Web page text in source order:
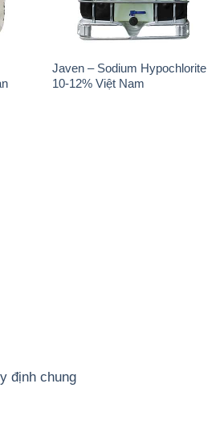
Javen – Sodium Hypochlorite
10-12% Việt Nam
định chung